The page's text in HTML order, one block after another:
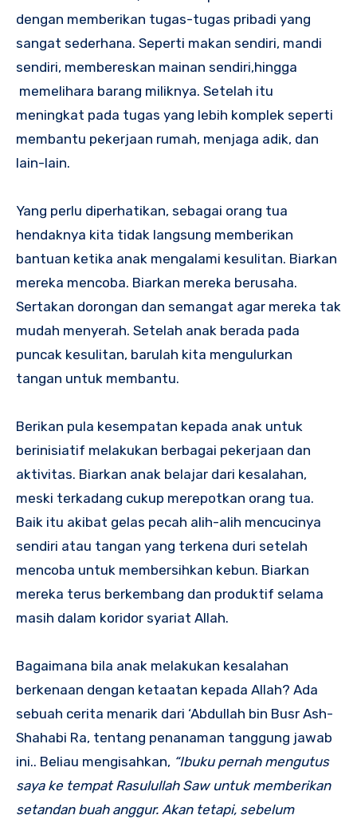
dengan memberikan tugas-tugas pribadi yang
sangat sederhana. Seperti makan sendiri, mandi
sendiri, membereskan mainan sendiri,hingga
memelihara barang miliknya. Setelah itu
meningkat pada tugas yang lebih komplek seperti
membantu pekerjaan rumah, menjaga adik, dan
lain-lain.
Yang perlu diperhatikan, sebagai orang tua
hendaknya kita tidak langsung memberikan
bantuan ketika anak mengalami kesulitan. Biarkan
mereka mencoba. Biarkan mereka berusaha.
Sertakan dorongan dan semangat agar mereka tak
mudah menyerah. Setelah anak berada pada
puncak kesulitan, barulah kita mengulurkan
tangan untuk membantu.
Berikan pula kesempatan kepada anak untuk
berinisiatif melakukan berbagai pekerjaan dan
aktivitas. Biarkan anak belajar dari kesalahan,
meski terkadang cukup merepotkan orang tua.
Baik itu akibat gelas pecah alih-alih mencucinya
sendiri atau tangan yang terkena duri setelah
mencoba untuk membersihkan kebun. Biarkan
mereka terus berkembang dan produktif selama
masih dalam koridor syariat Allah.
Bagaimana bila anak melakukan kesalahan
berkenaan dengan ketaatan kepada Allah? Ada
sebuah cerita menarik dari ‘Abdullah bin Busr Ash-
Shahabi Ra, tentang penanaman tanggung jawab
ini.. Beliau mengisahkan, “Ibuku pernah mengutus
saya ke tempat Rasulullah Saw untuk memberikan
setandan buah anggur. Akan tetapi, sebelum